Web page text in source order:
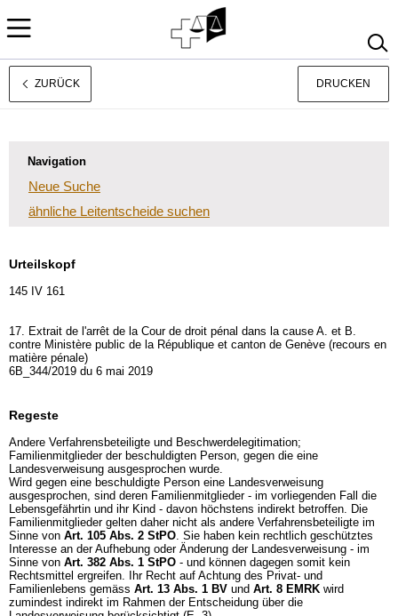
Rechtsprechung
ZURÜCK DRUCKEN
Navigation
Neue Suche
ähnliche Leitentscheide suchen
Urteilskopf
145 IV 161
17. Extrait de l'arrêt de la Cour de droit pénal dans la cause A. et B.
contre Ministère public de la République et canton de Genève (recours en
matière pénale)
6B_344/2019 du 6 mai 2019
Regeste
Andere Verfahrensbeteiligte und Beschwerdelegitimation;
Familienmitglieder der beschuldigten Person, gegen die eine
Landesverweisung ausgesprochen wurde.
Wird gegen eine beschuldigte Person eine Landesverweisung
ausgesprochen, sind deren Familienmitglieder - im vorliegenden Fall die
Lebensgefährtin und ihr Kind - davon höchstens indirekt betroffen. Die
Familienmitglieder gelten daher nicht als andere Verfahrensbeteiligte im
Sinne von Art. 105 Abs. 2 StPO. Sie haben kein rechtlich geschütztes
Interesse an der Aufhebung oder Änderung der Landesverweisung - im
Sinne von Art. 382 Abs. 1 StPO - und können dagegen somit kein
Rechtsmittel ergreifen. Ihr Recht auf Achtung des Privat- und
Familienlebens gemäss Art. 13 Abs. 1 BV und Art. 8 EMRK wird
zumindest indirekt im Rahmen der Entscheidung über die